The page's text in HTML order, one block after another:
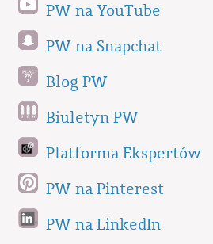
PW na YouTube
PW na Snapchat
Blog PW
Biuletyn PW
Platforma Ekspertów
PW na Pinterest
PW na LinkedIn